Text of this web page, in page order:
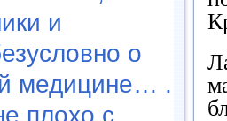
и
о
медицине… .
плохо с